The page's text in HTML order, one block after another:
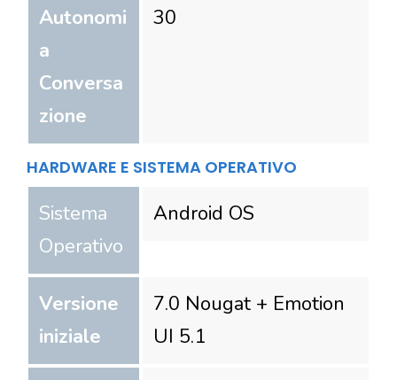
Autonomi
a
Conversa
zione
30
HARDWARE E SISTEMA OPERATIVO
Sistema
Operativo
Android OS
Versione
iniziale
7.0 Nougat + Emotion
UI 5.1